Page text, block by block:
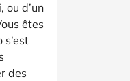
ou d’un
êtes
des